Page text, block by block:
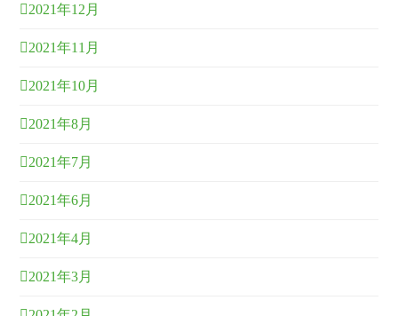
2021年12月
2021年11月
2021年10月
2021年8月
2021年7月
2021年6月
2021年4月
2021年3月